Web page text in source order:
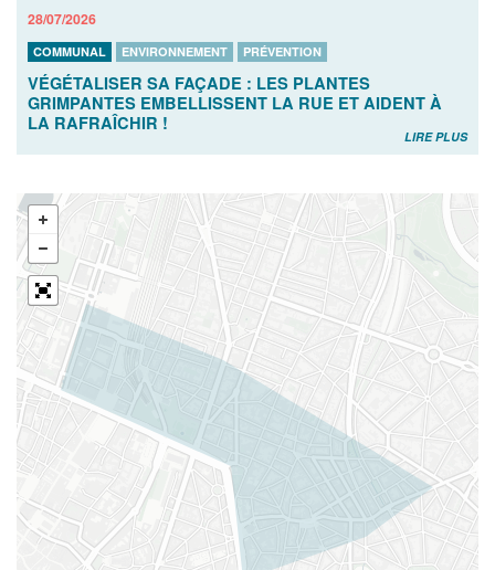
28/07/2026
COMMUNAL ENVIRONNEMENT PRÉVENTION
VÉGÉTALISER SA FAÇADE : LES PLANTES
GRIMPANTES EMBELLISSENT LA RUE ET AIDENT À
LA RAFRAÎCHIR !
LIRE PLUS